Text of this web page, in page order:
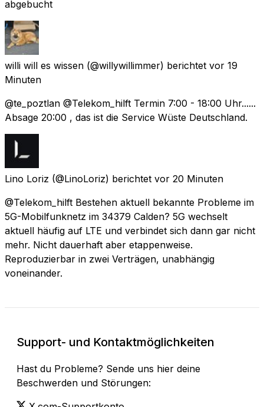
abgebucht
willi will es wissen (@willywillimmer) berichtet vor 19
Minuten
@te_poztlan @Telekom_hilft Termin 7:00 - 18:00 Uhr......
Absage 20:00 , das ist die Service Wüste Deutschland.
Lino Loriz (@LinoLoriz) berichtet vor 20 Minuten
@Telekom_hilft Bestehen aktuell bekannte Probleme im
5G-Mobilfunknetz im 34379 Calden? 5G wechselt
aktuell häufig auf LTE und verbindet sich dann gar nicht
mehr. Nicht dauerhaft aber etappenweise.
Reproduzierbar in zwei Verträgen, unabhängig
voneinander.
Support- und Kontaktmöglichkeiten
Hast du Probleme? Sende uns hier deine
Beschwerden und Störungen: